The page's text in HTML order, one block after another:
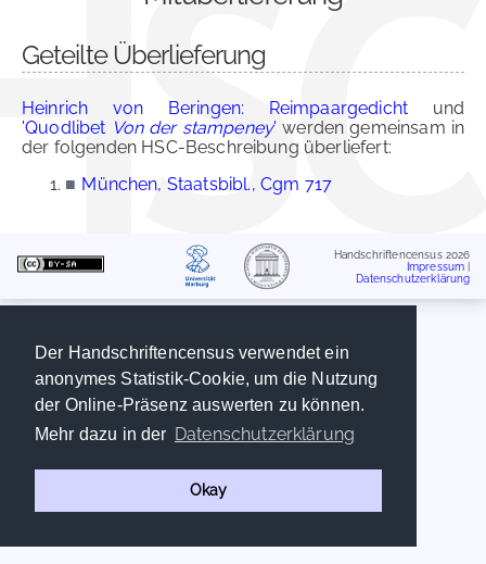
Der Handschriftencensus verwendet ein
anonymes Statistik-Cookie, um die Nutzung
der Online-Präsenz auswerten zu können.
Mehr dazu in der Datenschutzerklärung
Okay
Geteilte Überlieferung
Heinrich von Beringen: Reimpaargedicht und
'Quodlibet Von der stampeney' werden gemeinsam in
der folgenden HSC-Beschreibung überliefert:
■ München, Staatsbibl., Cgm 717
Handschriftencensus 2026
Impressum
Datenschutzerklärung